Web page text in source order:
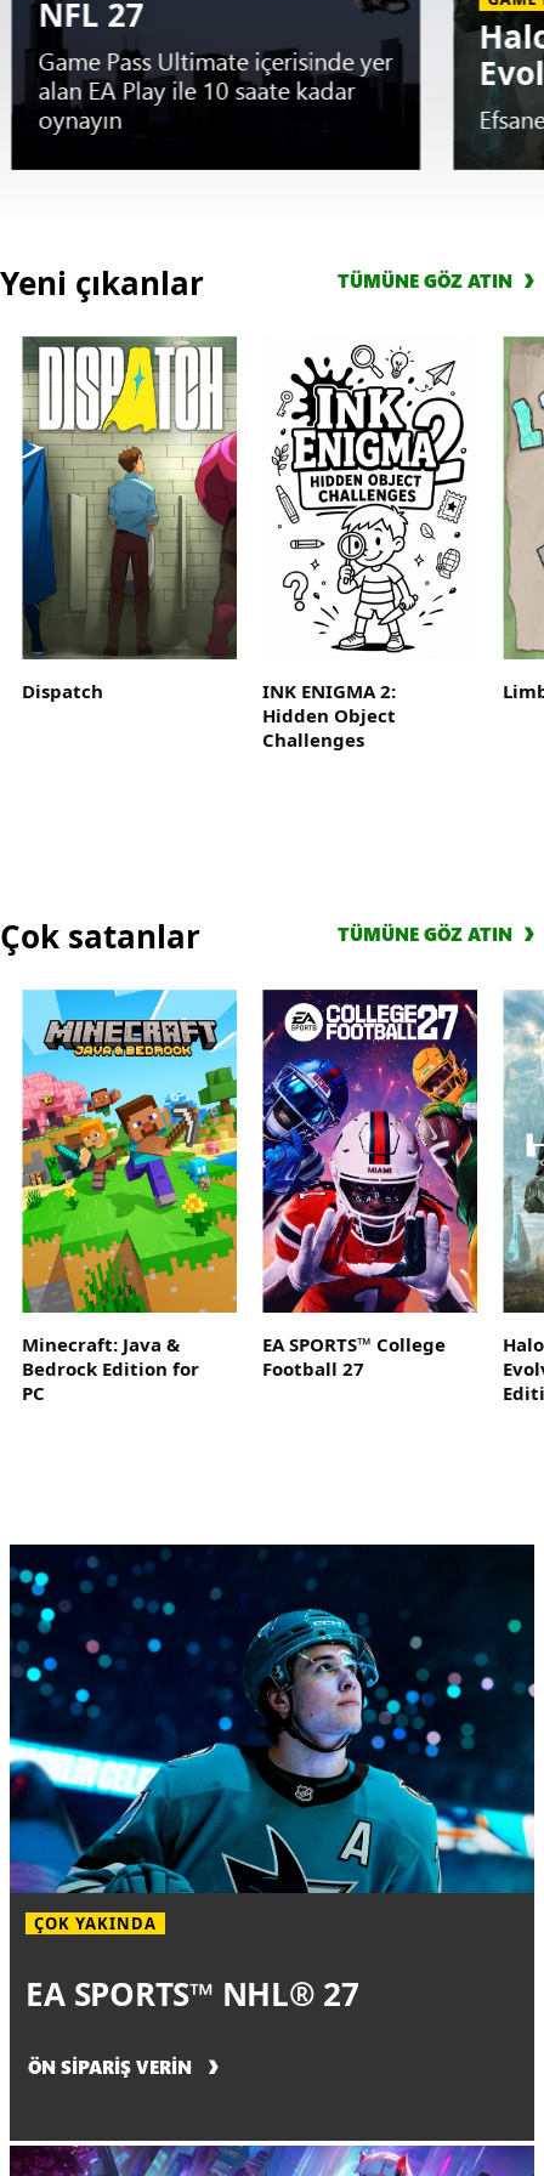
NFL 27
Game Pass Ultimate içerisinde yer
alan EA Play ile 10 saate kadar
oynayın
of
ERKEN
DENEME
SPORTS™
Madden
NFL
Ultimate
içerisinde
alan
Yeni çıkanlar TÜMÜNE GÖZ ATIN
Dispatch
INK ENIGMA 2:
Hidden Object
Challenges
Çok satanlar TÜMÜNE GÖZ ATIN
Minecraft: Java &
Bedrock Edition for
PC
EA SPORTS™ College
Football 27
ÇOK YAKINDA
EA SPORTS™ NHL® 27
ÖN SİPARİŞ VERİN